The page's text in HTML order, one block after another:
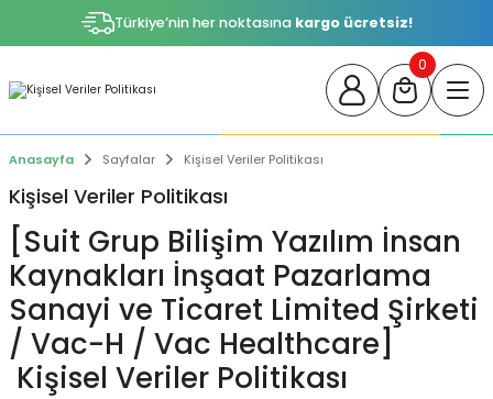
Türkiye’nin her noktasına kargo ücretsiz!
0
Anasayfa Sayfalar Kişisel Veriler Politikası
Kişisel Veriler Politikası
[Suit Grup Bilişim Yazılım İnsan
Kaynakları İnşaat Pazarlama
Sanayi ve Ticaret Limited Şirketi
/ Vac-H / Vac Healthcare]
Kişisel Veriler Politikası